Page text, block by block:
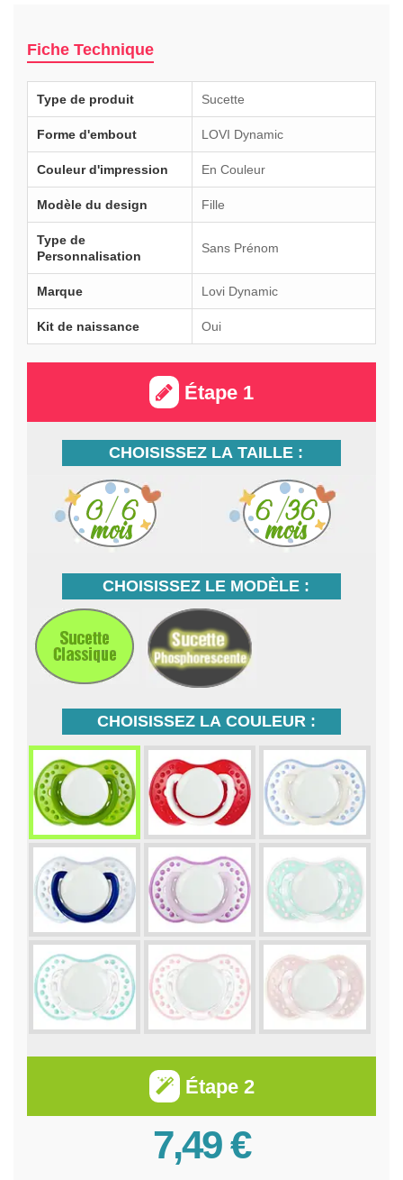
Fiche Technique
Type de produit Sucette
Forme d'embout LOVI Dynamic
Couleur d'impression En Couleur
Modèle du design Fille
Type de
Personnalisation
Sans Prénom
Marque Lovi Dynamic
Kit de naissance Oui
Étape 1
CHOISISSEZ LA TAILLE :
CHOISISSEZ LE MODÈLE :
CHOISISSEZ LA COULEUR :
Étape 2
7,49 €